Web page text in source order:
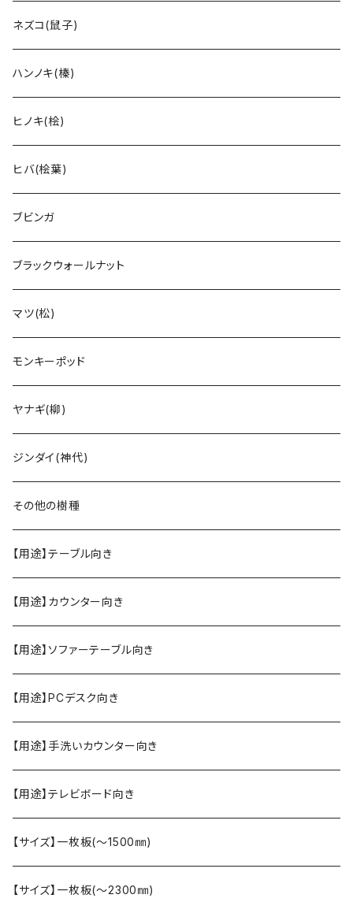
ネズコ(鼠子)
ハンノキ(榛)
ヒノキ(桧)
ヒバ(桧葉)
ブビンガ
ブラックウォールナット
マツ(松)
モンキーポッド
ヤナギ(柳)
ジンダイ(神代)
その他の樹種
【用途】テーブル向き
【用途】カウンター向き
【用途】ソファーテーブル向き
【用途】PCデスク向き
【用途】手洗いカウンター向き
【用途】テレビボード向き
【サイズ】一枚板(〜1500㎜)
【サイズ】一枚板(〜2300㎜)